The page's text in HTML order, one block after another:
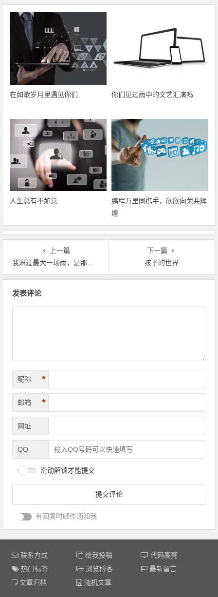
在如歌岁月里遇见你们 你们见过雨中的文艺汇演吗
人生总有不如意
鹏程万里同携手，欣欣向荣共辉
煌
上一篇
我淋过最大一场雨，是那天你在烈日下不回头
下一篇
孩子的世界
发表评论
昵称 *
邮箱 *
网址
QQ
滑动解锁才能提交
有回复时邮件通知我
联系方式 给我投稿
代码高亮
热门标签
浏览博客
最新留言
文章归档
随机文章